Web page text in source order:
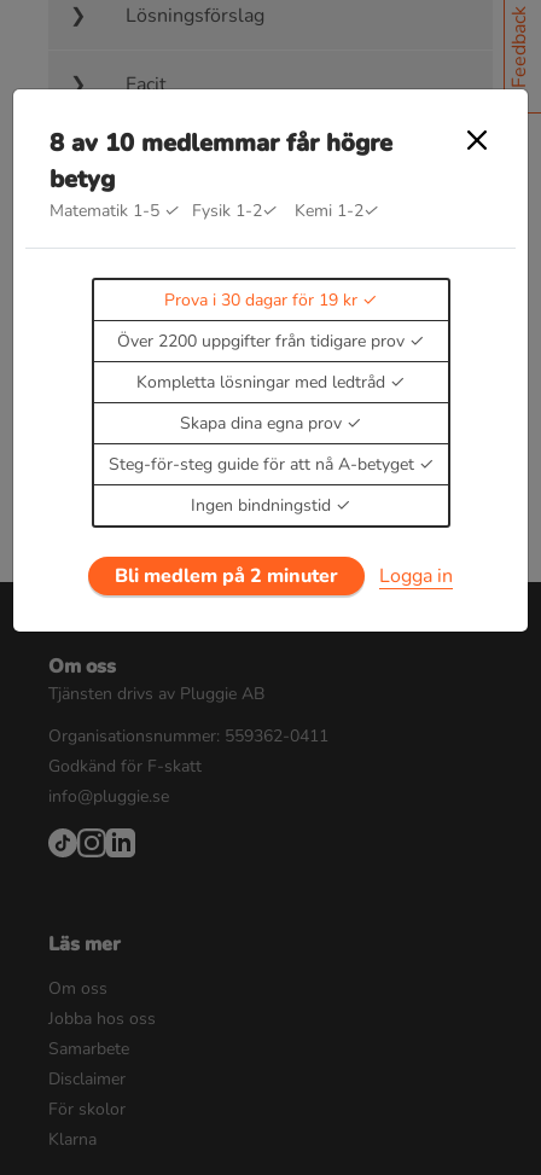
Feedback
Lösningsförslag
Facit
Bra att kunna inom förbränning
Kommer snart!
Enbart medlemmar kan kommentera.Prova i 30
dagar för 19 kr.
ellerBli medlem nu
8 av 10 medlemmar får högre
betyg
Matematik 1-5 ✓ Fysik 1-2✓ Kemi 1-2✓
Prova i 30 dagar för 19 kr
Över 2200 uppgifter från tidigare prov
Kompletta lösningar med ledtråd
Skapa dina egna prov
Steg-för-steg guide för att nå A-betyget
Ingen bindningstid
Bli medlem på 2 minuter Logga in
Om oss
Tjänsten drivs av Pluggie AB
Organisationsnummer: 559362-0411
Godkänd för F-skatt
info@pluggie.se
Läs mer
Om oss
Jobba hos oss
Samarbete
Disclaimer
För skolor
Klarna